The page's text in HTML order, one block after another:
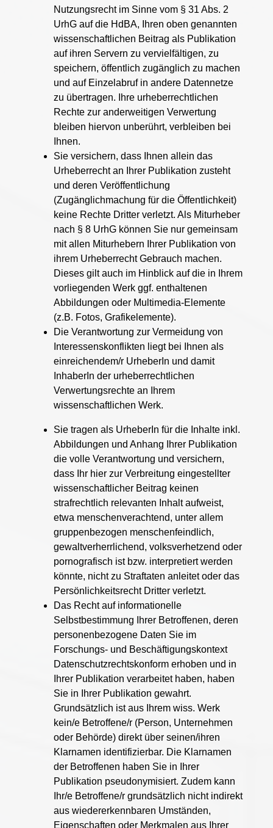
Nutzungsrecht im Sinne vom § 31 Abs. 2
UrhG auf die HdBA, Ihren oben genannten
wissenschaftlichen Beitrag als Publikation
auf ihren Servern zu vervielfältigen, zu
speichern, öffentlich zugänglich zu machen
und auf Einzelabruf in andere Datennetze
zu übertragen. Ihre urheberrechtlichen
Rechte zur anderweitigen Verwertung
bleiben hiervon unberührt, verbleiben bei
Ihnen.
Sie versichern, dass Ihnen allein das
Urheberrecht an Ihrer Publikation zusteht
und deren Veröffentlichung
(Zugänglichmachung für die Öffentlichkeit)
keine Rechte Dritter verletzt. Als Miturheber
nach § 8 UrhG können Sie nur gemeinsam
mit allen Miturhebern Ihrer Publikation von
ihrem Urheberrecht Gebrauch machen.
Dieses gilt auch im Hinblick auf die in Ihrem
vorliegenden Werk ggf. enthaltenen
Abbildungen oder Multimedia-Elemente
(z.B. Fotos, Grafikelemente).
Die Verantwortung zur Vermeidung von
Interessenskonflikten liegt bei Ihnen als
einreichendem/r UrheberIn und damit
InhaberIn der urheberrechtlichen
Verwertungsrechte an Ihrem
wissenschaftlichen Werk.
Sie tragen als UrheberIn für die Inhalte inkl.
Abbildungen und Anhang Ihrer Publikation
die volle Verantwortung und versichern,
dass Ihr hier zur Verbreitung eingestellter
wissenschaftlicher Beitrag keinen
strafrechtlich relevanten Inhalt aufweist,
etwa menschenverachtend, unter allem
gruppenbezogen menschenfeindlich,
gewaltverherrlichend, volksverhetzend oder
pornografisch ist bzw. interpretiert werden
könnte, nicht zu Straftaten anleitet oder das
Persönlichkeitsrecht Dritter verletzt.
Das Recht auf informationelle
Selbstbestimmung Ihrer Betroffenen, deren
personenbezogene Daten Sie im
Forschungs- und Beschäftigungskontext
Datenschutzrechtskonform erhoben und in
Ihrer Publikation verarbeitet haben, haben
Sie in Ihrer Publikation gewahrt.
Grundsätzlich ist aus Ihrem wiss. Werk
kein/e Betroffene/r (Person, Unternehmen
oder Behörde) direkt über seinen/ihren
Klarnamen identifizierbar. Die Klarnamen
der Betroffenen haben Sie in Ihrer
Publikation pseudonymisiert. Zudem kann
Ihr/e Betroffene/r grundsätzlich nicht indirekt
aus wiedererkennbaren Umständen,
Eigenschaften oder Merkmalen aus Ihrer